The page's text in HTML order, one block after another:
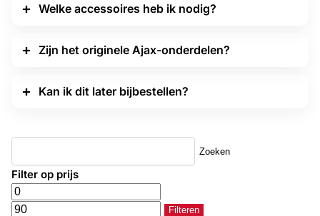
Welke accessoires heb ik nodig?
Zijn het originele Ajax-onderdelen?
Kan ik dit later bijbestellen?
Zoeken
Filter op prijs
Filteren